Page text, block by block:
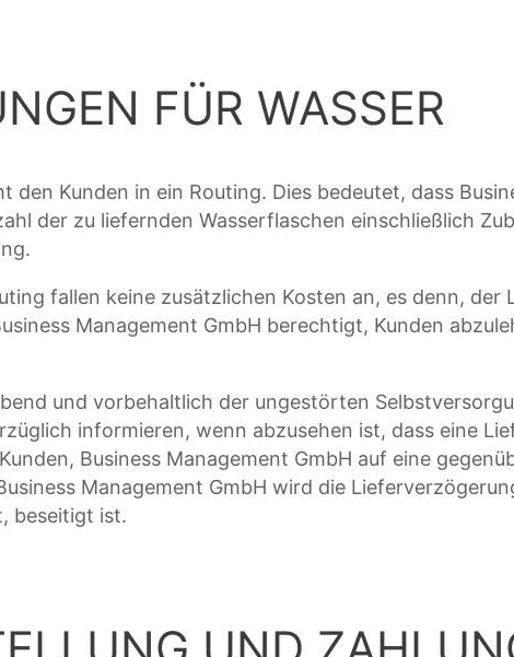
FÜR WASSER
den Kunden in ein Routing. Dies bedeutet, dass
der zu liefernden Wasserflaschen einschließlich
fallen keine zusätzlichen Kosten an, es denn,
Management GmbH berechtigt, Kunden
und vorbehaltlich der ungestörten
informieren, wenn abzusehen ist, dass eine
Business Management GmbH auf eine
Management GmbH wird die
beseitigt ist.